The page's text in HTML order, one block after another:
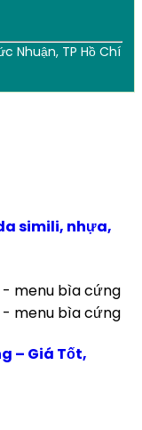
Nhuận, TP Hồ Chí
simili, nhựa,
– Giá Tốt,